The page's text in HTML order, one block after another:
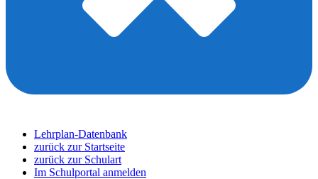
Lehrplan-Datenbank
zurück zur Startseite
zurück zur Schulart
Im Schulportal anmelden